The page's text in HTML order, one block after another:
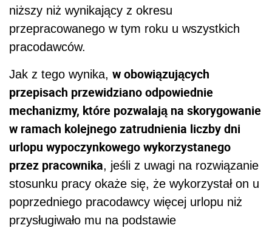
niższy niż wynikający z okresu
przepracowanego w tym roku u wszystkich
pracodawców.
Jak z tego wynika, w obowiązujących
przepisach przewidziano odpowiednie
mechanizmy, które pozwalają na skorygowanie
w ramach kolejnego zatrudnienia liczby dni
urlopu wypoczynkowego wykorzystanego
przez pracownika, jeśli z uwagi na rozwiązanie
stosunku pracy okaże się, że wykorzystał on u
poprzedniego pracodawcy więcej urlopu niż
przysługiwało mu na podstawie